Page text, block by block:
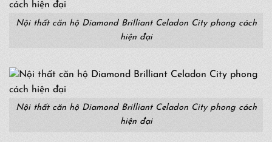
Nội thất căn hộ Diamond Brilliant Celadon City phong cách
hiện đại
Nội thất căn hộ Diamond Brilliant Celadon City phong cách
hiện đại